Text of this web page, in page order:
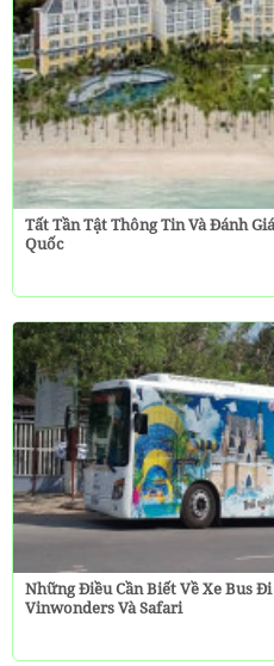
Tất Tần Tật Thông Tin Và Đánh
Quốc
Những Điều Cần Biết Về Xe Bus
Vinwonders Và Safari